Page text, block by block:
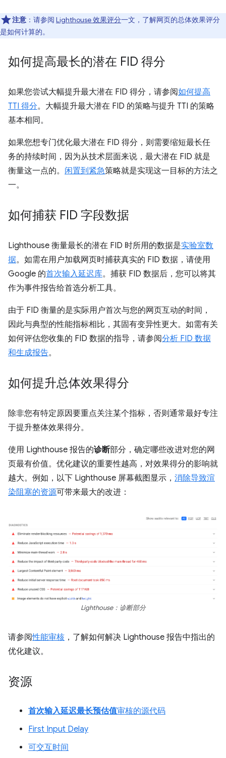
注意 ：请参阅 Lighthouse 效果评分一文，了解网页的总体效果评分
是如何计算的。
如何提高最长的潜在 FID 得分
如果您尝试大幅提升最大潜在 FID 得分，请参阅如何提高
TTI 得分。大幅提升最大潜在 FID 的策略与提升 TTI 的策略
基本相同。
如果您想专门优化最大潜在 FID 得分，则需要缩短最长任
务的持续时间，因为从技术层面来说，最大潜在 FID 就是
衡量这一点的。 闲置到紧急策略就是实现这一目标的方法之
一。
如何捕获 FID 字段数据
Lighthouse 衡量最长的潜在 FID 时所用的数据是实验室数
据。如需在用户加载网页时捕获真实的 FID 数据，请使用
Google 的首次输入延迟库。捕获 FID 数据后，您可以将其
作为事件报告给首选分析工具。
由于 FID 衡量的是实际用户首次与您的网页互动的时间，
因此与典型的性能指标相比，其固有变异性更大。如需有关
如何评估您收集的 FID 数据的指导，请参阅分析 FID 数据
和生成报告。
如何提升总体效果得分
除非您有特定原因要重点关注某个指标，否则通常最好专注
于提升整体效果得分。
使用 Lighthouse 报告的诊断部分，确定哪些改进对您的网
页最有价值。优化建议的重要性越高，对效果得分的影响就
越大。例如，以下 Lighthouse 屏幕截图显示， 消除导致渲
染阻塞的资源可带来最大的改进：
Lighthouse：诊断部分
请参阅性能审核 ，了解如何解决 Lighthouse 报告中指出的
优化建议。
资源
首次输入延迟最长预估值审核的源代码
First Input Delay
可交互时间